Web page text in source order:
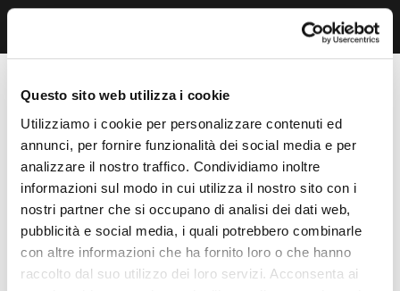
Questo sito web utilizza i cookie
Utilizziamo i cookie per personalizzare contenuti ed
annunci, per fornire funzionalità dei social media e per
analizzare il nostro traffico. Condividiamo inoltre
informazioni sul modo in cui utilizza il nostro sito con i
nostri partner che si occupano di analisi dei dati web,
pubblicità e social media, i quali potrebbero combinarle
con altre informazioni che ha fornito loro o che hanno
raccolto dal suo utilizzo dei loro servizi. Acconsenta ai